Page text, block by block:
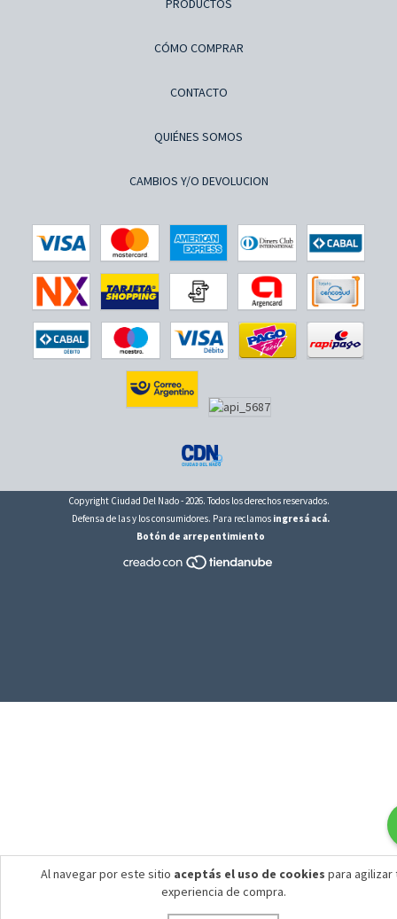
Al navegar por este sitio aceptás el uso de cookies para agilizar
experiencia de compra.
PRODUCTOS
CÓMO COMPRAR
CONTACTO
QUIÉNES SOMOS
CAMBIOS Y/O DEVOLUCION
Copyright Ciudad Del Nado - 2026. Todos los derechos reservados.
Defensa de las y los consumidores. Para reclamos ingresá acá.
Botón de arrepentimiento